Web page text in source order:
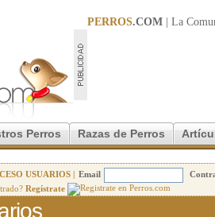
PERROS.COM | La
Perros Razas de Perros
USUARIOS | Email
Regístrate